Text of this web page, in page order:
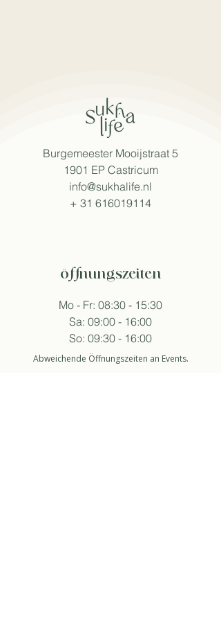
Burgemeester Mooijstraat 5
1901 EP Castricum
info@sukhalife.nl
+ 31 616019114
öffnungszeiten
Mo - Fr: 08:30 - 15:30
Sa: 09:00 - 16:00
So: 09:30 - 16:00
Abweichende Öffnungszeiten an Events.